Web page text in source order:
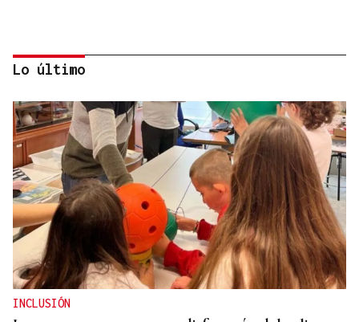
CANEDO
Un herido en la colisión entre dos coches en la
entrada a las termas de Outariz
Lo último
INCLUSIÓN